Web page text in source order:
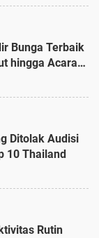
Bunga Terbaik
hingga Acara
Ditolak Audisi
10 Thailand
Rutin